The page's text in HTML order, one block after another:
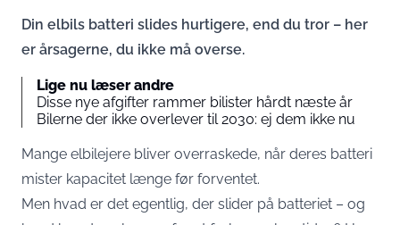
Din elbils batteri slides hurtigere, end du tror – her
er årsagerne, du ikke må overse.
Lige nu læser andre
Disse nye afgifter rammer bilister hårdt næste år
Bilerne der ikke overlever til 2030: ej dem ikke nu
Mange elbilejere bliver overraskede, når deres batteri
mister kapacitet længe før forventet.
Men hvad er det egentlig, der slider på batteriet – og